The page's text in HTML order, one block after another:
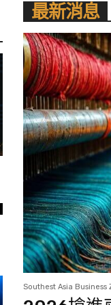
最新消息
Southest Asia Business